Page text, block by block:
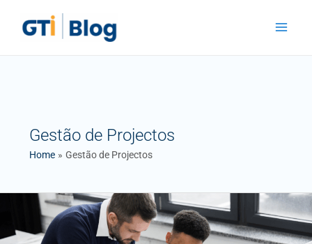
content
Gestão de Projectos
Home Gestão de Projectos